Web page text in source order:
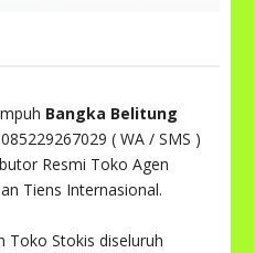
Bangka Belitung
( WA / SMS )
Resmi Toko Agen
Tiens Internasional.
Toko Stokis diseluruh